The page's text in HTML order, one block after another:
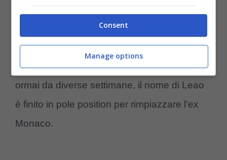
il suo stipendio che al momento resta il più
importante della rosa. Il club campione di
Francia però, con ogni probabilità,perderà
Kylian Mbappè in estate. E come filtrato
ormai da diverse settimane, il nome di Leao
è finito in pole position per rimpiazzare l’ex
Monaco.
Consent
Manage options